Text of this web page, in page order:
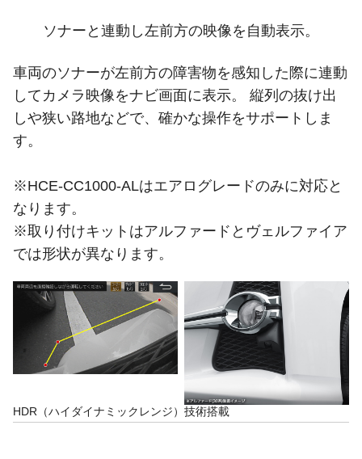
ソナーと連動し左前方の映像を自動表示。
車両のソナーが左前方の障害物を感知した際に連動
してカメラ映像をナビ画面に表示。 縦列の抜け出
しや狭い路地などで、確かな操作をサポートしま
す。
※HCE-CC1000-ALはエアログレードのみに対応と
なります。
※取り付けキットはアルファードとヴェルファイア
では形状が異なります。
HDR（ハイダイナミックレンジ）技術搭載